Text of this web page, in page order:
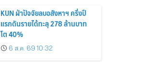
KUN ฝ่าปัจจัยลบอสังหาฯ ครึ่งปี
แรกดันรายได้ทะลุ 278 ล้านบาท
โต 40%
6 ส.ค. 69 10:32